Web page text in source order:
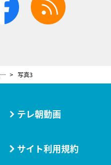
『Mステ SUPER SUMMER FES 2025』豪華出演アーティストからコメント到着！ 写真3
テレ朝動画
サイト利用規約